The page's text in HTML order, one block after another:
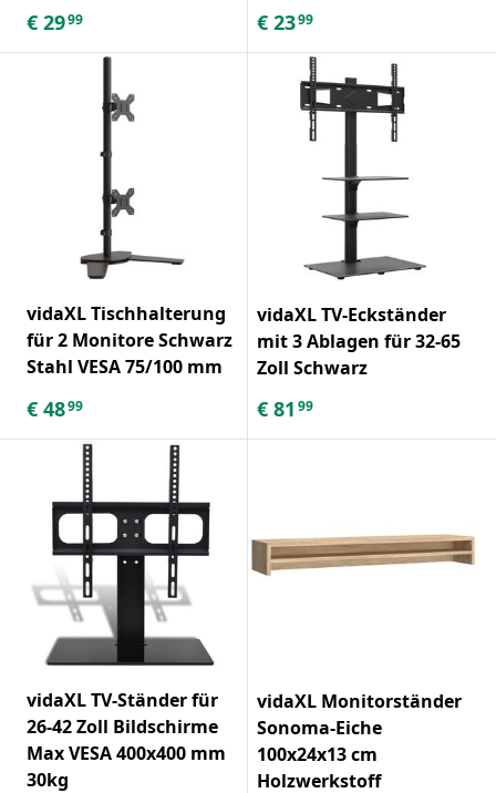
€ 2999 € 2399
vidaXL Tischhalterung
für 2 Monitore Schwarz
Stahl VESA 75/100 mm
€ 4899
vidaXL TV-Eckständer
mit 3 Ablagen für 32-65
Zoll Schwarz
€ 81 99
vidaXL TV-Ständer für
26-42 Zoll Bildschirme
Max VESA 400x400 mm
30kg
vidaXL Monitorständer
Sonoma-Eiche
100x24x13 cm
Holzwerkstoff